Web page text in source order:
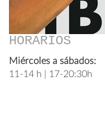
HORARIOS
Miércoles a sábados:
11-14 h | 17-20:30h